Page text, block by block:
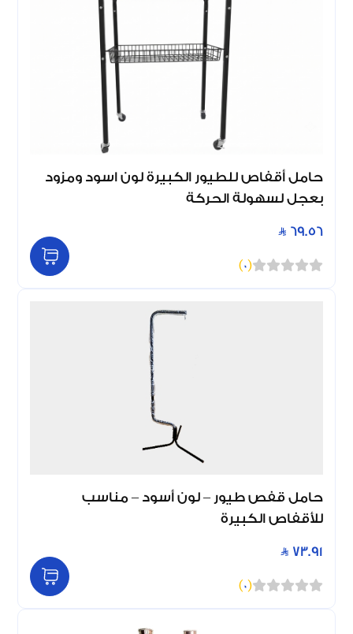
حامل أقفاص للطيور الكبيرة لون اسود ومزود
بعجل لسهولة الحركة
69.56
(
0
)
حامل قفص طيور – لون أسود – مناسب
للأقفاص الكبيرة
73.91
(
0
)